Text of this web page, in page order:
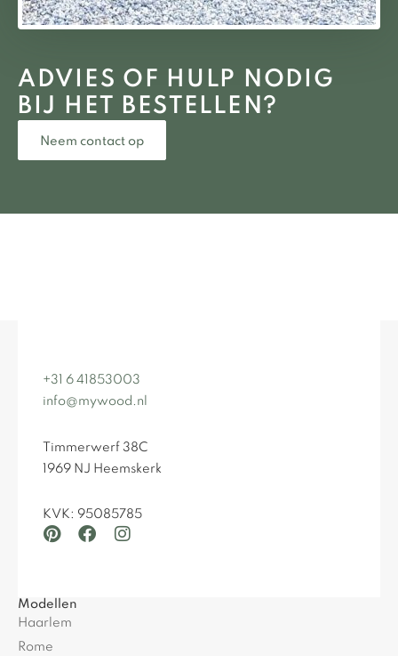
ADVIES OF HULP NODIG
BIJ HET BESTELLEN?
Neem contact op
+31 6 41853003
info@mywood.nl
Timmerwerf 38C
1969 NJ Heemskerk
KVK: 95085785
Modellen
Haarlem
Rome